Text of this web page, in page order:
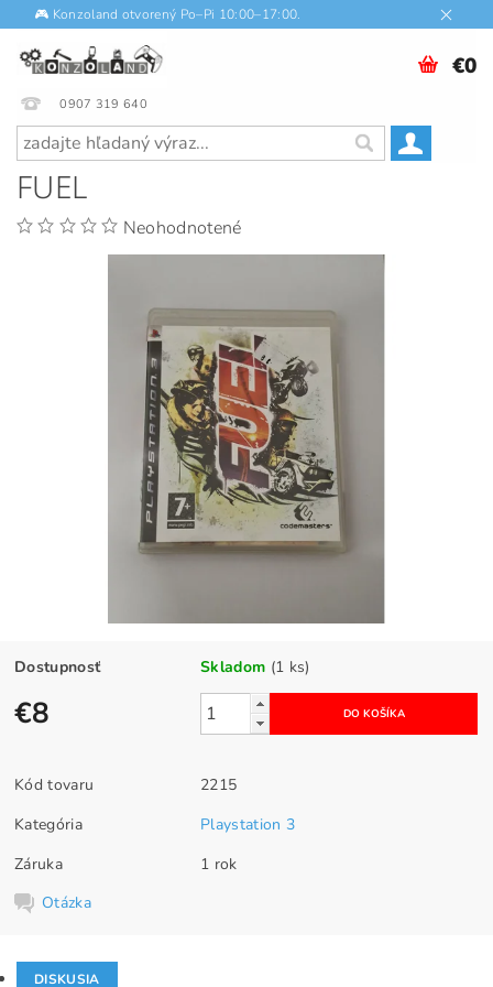
🎮 Konzoland otvorený Po–Pi 10:00–17:00.
0907 319 640
€0
FUEL
Neohodnotené
Dostupnosť Skladom (1 ks)
€8
Kód tovaru
2215
Kategória
Playstation 3
Záruka
1 rok
Otázka
DISKUSIA